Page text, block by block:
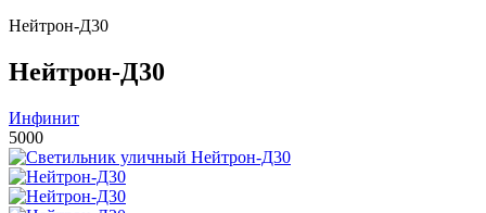
Нейтрон-Д30
Нейтрон-Д30
Инфинит
5000